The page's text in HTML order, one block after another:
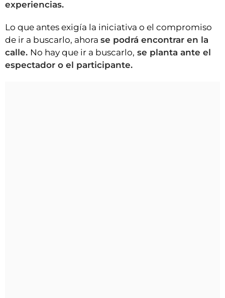
experiencias.
Lo que antes exigía la iniciativa o el compromiso
de ir a buscarlo, ahora se podrá encontrar en la
calle. No hay que ir a buscarlo, se planta ante el
espectador o el participante.